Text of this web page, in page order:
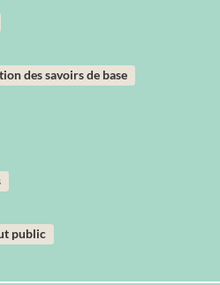
des savoirs de base
public